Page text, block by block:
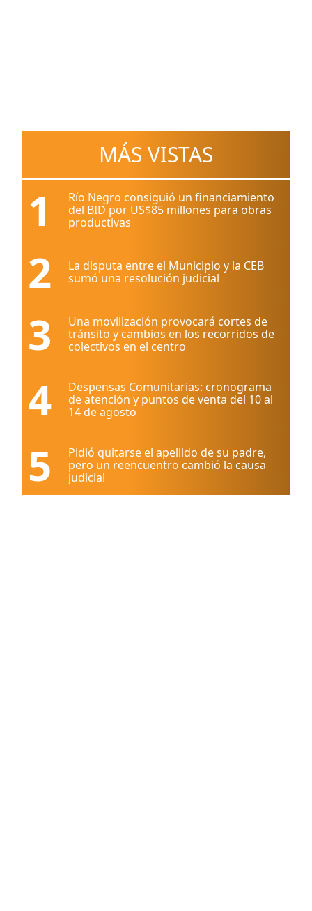
MÁS VISTAS
1
Río Negro consiguió un financiamiento
del BID por US$85 millones para obras
productivas
2
La disputa entre el Municipio y la CEB
sumó una resolución judicial
3
Una movilización provocará cortes de
tránsito y cambios en los recorridos de
colectivos en el centro
4
Despensas Comunitarias: cronograma
de atención y puntos de venta del 10 al
14 de agosto
5
Pidió quitarse el apellido de su padre,
pero un reencuentro cambió la causa
judicial